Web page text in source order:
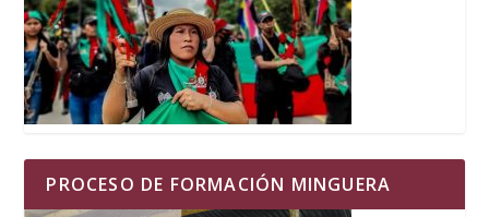
PROCESO DE FORMACIÓN MINGUERA